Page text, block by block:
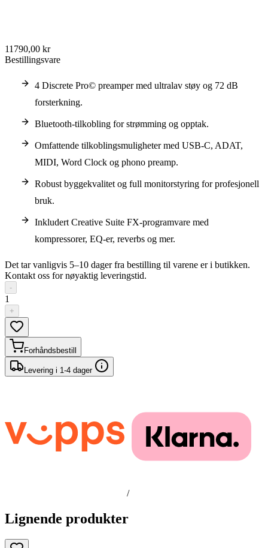
11790,00 kr
Bestillingsvare
4 Discrete Pro© preamper med ultralav støy og 72 dB
forsterkning.
Bluetooth-tilkobling for strømming og opptak.
Omfattende tilkoblingsmuligheter med USB-C, ADAT,
MIDI, Word Clock og phono preamp.
Robust byggekvalitet og full monitorstyring for profesjonell
bruk.
Inkludert Creative Suite FX-programvare med
kompressorer, EQ-er, reverbs og mer.
Det tar vanligvis 5–10 dager fra bestilling til varene er i butikken.
Kontakt oss for nøyaktig leveringstid.
-
1
+
Forhåndsbestill
Levering i 1-4 dager
/
Lignende produkter